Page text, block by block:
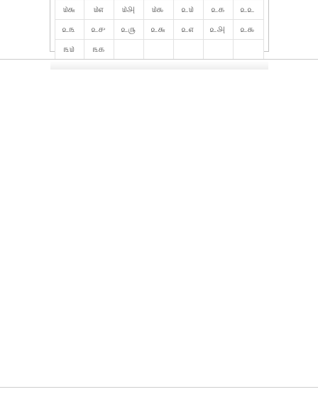
௰௬
௰௭ ௰௮ ௰௯ ௨௰ ௨௧
௨௨
௨௩
௨௪ ௨௫ ௨௬ ௨௭ ௨௮
௨௯
௩௰
௩௧